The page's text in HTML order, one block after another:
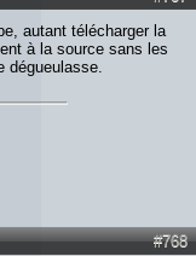
autant télécharger la
à la source sans les
dégueulasse.
#768